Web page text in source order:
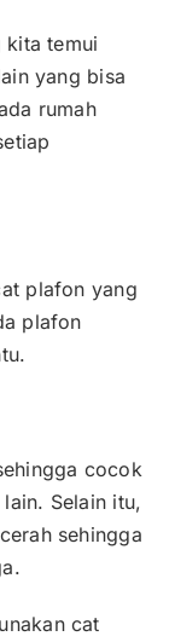
temui
yang bisa
rumah
plafon yang
plafon
cocok
Selain itu,
sehingga
cat